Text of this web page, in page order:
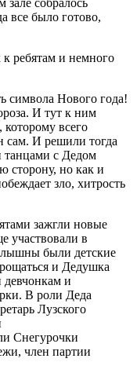
все было готово,
ребятам и немного
символа Нового года!
И тут к ним
всего
сам. И решили тогда
танцами с Дедом
сторону, но как и
зло, хитрость
зажгли новые
участвовали в
были детские
и Дедушка
девчонкам и
В роли Деда
Лузского
Снегурочки
член партии